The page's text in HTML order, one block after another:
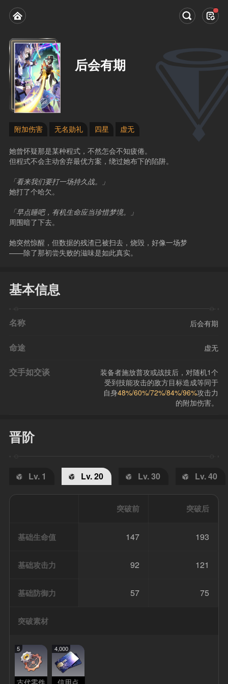
后会有期
附加伤害 无名勋礼 四星 虚无
她曾怀疑那是某种程式，不然怎会不知疲倦。
但程式不会主动舍弃最优方案，绕过她布下的陷阱。
「看来我们要打一场持久战。」
她打了个哈欠。
「早点睡吧，有机生命应当珍惜梦境。」
周围暗了下去。
她突然惊醒，但数据的残渣已被扫去，烧毁，好像一场梦
——除了那初尝失败的滋味是如此真实。
基本信息
名称 后会有期
命途 虚无
交手如交谈
装备者施放普攻或战技后，对随机1个
受到技能攻击的敌方目标造成等同于
自身48%/60%/72%/84%/96%攻击力
的附加伤害。
晋阶
Lv. 1 Lv. 20 Lv. 30 Lv. 40
突破前 突破后
基础生命值 147 193
基础攻击力 92 121
基础防御力 57 75
突破素材
5 4,000